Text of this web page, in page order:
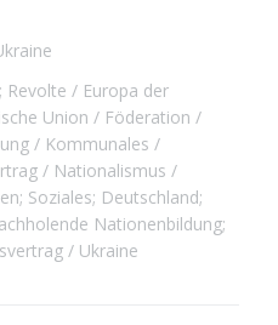
Revolte
Europa der
Union
Föderation
Kommunales
Nationalismus
Soziales; Deutschland;
Nationenbildung;
Ukraine